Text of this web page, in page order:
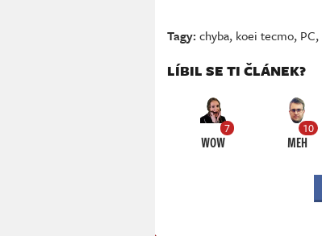
Tagy:chyba, koei tecmo, PC,
LÍBIL SE TI ČLÁNEK?
7
WOW
10
MEH